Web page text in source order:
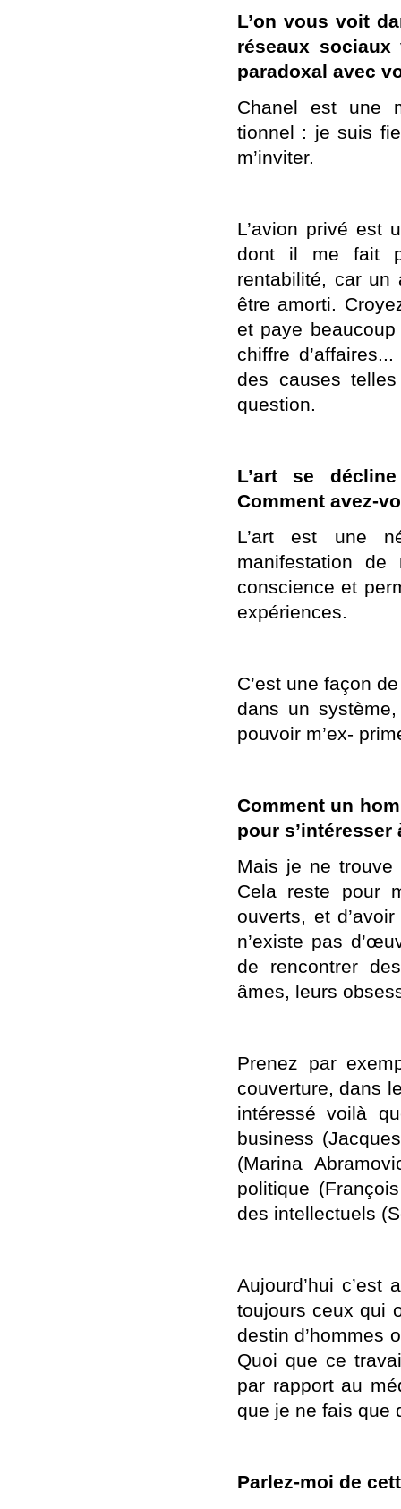
L’on vous voit
réseaux
paradoxal avec
Chanel est une
tionnel : je suis
m’inviter.
L’avion privé est
dont il me fait
rentabilité, car un
être amorti.
et paye beaucoup
chiffre
des causes
question.
L’art se
Comment avez-
L’art est une
manifestation
conscience et
expériences.
C’est une façon
dans un
pouvoir m’ex-
Comment un
pour s’intéresser
Mais je ne trouve
Cela reste pour
ouverts, et
n’existe pas
de rencontrer
âmes, leurs
Prenez par
couverture, dans
intéressé voilà
business
(Marina
politique
des intellectuels
Aujourd’hui
toujours ceux qui
destin d’hommes
Quoi que ce
par rapport au
que je ne fais que
Parlez-moi de